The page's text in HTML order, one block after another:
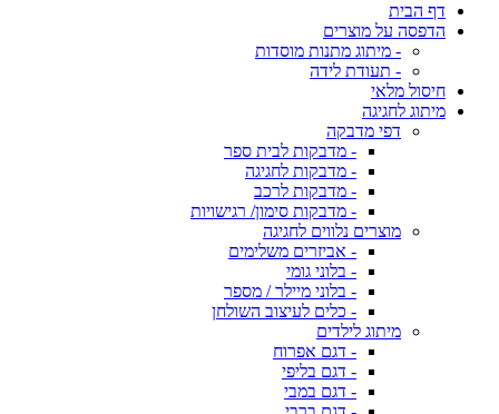
דף הבית
הדפסה על מוצרים
- מיתוג מתנות מוסדות
- תעודת לידה
חיסול מלאי
מיתוג לחגיגה
דפי מדבקה
- מדבקות לבית ספר
- מדבקות לחגיגה
- מדבקות לרכב
- מדבקות סימון/ רגישויות
מוצרים נלווים לחגיגה
- אביזרים משלימים
- בלוני גומי
- בלוני מיילר / מספר
- כלים לעיצוב השולחן
מיתוג לילדים
- דגם אפרוח
- דגם בליפי
- דגם במבי